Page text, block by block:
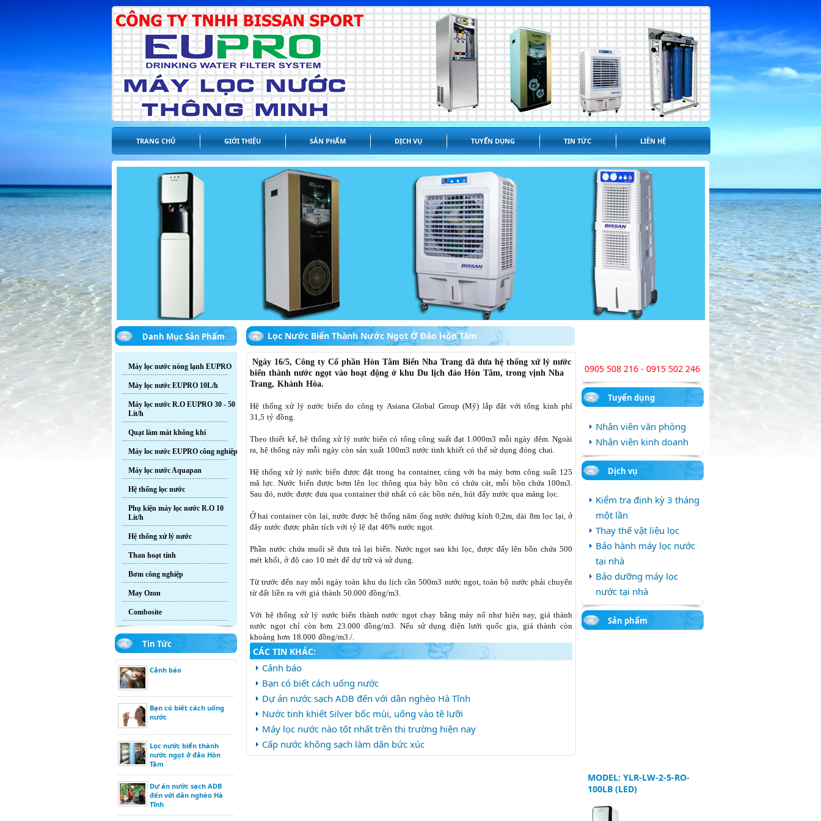
TRANG CHỦ GIỚI THIỆU SẢN PHẨM DỊCH VỤ TUYỂN DỤNG TIN TỨC LIÊN HỆ
Danh Mục Sản Phẩm
Máy lọc nước nóng lạnh EUPRO
Máy lọc nước EUPRO 10L/h
Máy lọc nước R.O EUPRO 30 - 50
Lít/h
Quạt làm mát không khí
Máy loc nước EUPRO công nghiệp
Máy lọc nước Aquapan
Hệ thống lọc nước
Phụ kiện máy lọc nước R.O 10
Lit/h
Hệ thống xử lý nước
Than hoạt tính
Bơm công nghiệp
May Ozon
Combosite
Tin Tức
Cảnh báo
Bạn có biết cách uống
nước
Lọc nước biển thành
nước ngọt ở đảo Hòn
Tằm
Dự án nước sạch ADB
đến với dân nghèo Hà
Tĩnh
Lọc Nước Biển Thành Nước Ngọt Ở Đảo Hòn Tằm
Ngày 16/5, Công ty Cổ phần Hòn Tằm Biển Nha Trang đã đưa hệ thống xử lý nước
biển thành nước ngọt vào hoạt động ở khu Du lịch đảo Hòn Tằm, trong vịnh Nha
Trang, Khánh Hòa.
Hệ thống xử lý nước biển do công ty Asiana Global Group (Mỹ) lắp đặt với tổng kinh phí
31,5 tỷ đồng.
Theo thiết kế, hệ thống xử lý nước biển có tổng công suất đạt 1.000m3 mỗi ngày đêm. Ngoài
ra, hệ thống này mỗi ngày còn sản xuất 100m3 nước tinh khiết có thể sử dụng đóng chai.
Hệ thống xử lý nước biển được đặt trong ba container, cùng với ba máy bơm công suất 125
mã lực. Nước biển được bơm lên lọc thông qua bảy bồn có chứa cát, mỗi bồn chứa 100m3.
Sau đó, nước được đưa qua container thứ nhất có các bồn nén, hút đẩy nước qua màng lọc.
Ở hai container còn lại, nước được hệ thống năm ống nước đường kính 0,2m, dài 8m lọc lại, ở
đây nước được phân tích với tỷ lệ đạt 46% nước ngọt.
Phần nước chứa muối sẽ đưa trả lại biển. Nước ngọt sau khi lọc, được đẩy lên bồn chứa 500
mét khối, ở độ cao 10 mét để dự trữ và sử dụng.
Từ trước đến nay mỗi ngày toàn khu du lịch cần 500m3 nước ngọt, toàn bộ nước phải chuyển
từ đất liền ra với giá thành 50.000 đồng/m3.
Với hệ thống xử lý nước biển thành nước ngọt chạy bằng máy nổ như hiện nay, giá thành
nước ngọt chỉ còn hơn 23.000 đồng/m3. Nếu sử dụng điện lưới quốc gia, giá thành còn
khoảng hơn 18.000 đồng/m3./.
CÁC TIN KHÁC:
Cảnh báo
Bạn có biết cách uống nước
Dự án nước sạch ADB đến với dân nghèo Hà Tĩnh
Nước tinh khiết Silver bốc mùi, uống vào tê lưỡi
Máy lọc nước nào tốt nhất trên thị trường hiện nay
Cấp nước không sạch làm dân bức xúc
0905 508 216 - 0915 502 246
Tuyển dụng
Nhân viên văn phòng
Nhân viên kinh doanh
Dịch vụ
Kiểm tra định kỳ 3 tháng
một lần
Thay thế vật liệu lọc
Bảo hành máy lọc nước
tại nhà
Bảo dưỡng máy lọc
nước tại nhà
Sản phẩm
100LB (LED)